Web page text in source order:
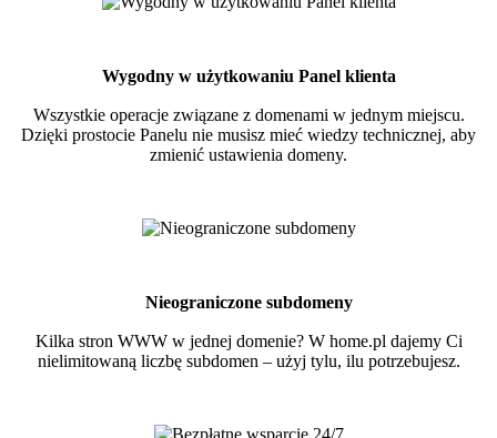
Wygodny w użytkowaniu Panel klienta
Wszystkie operacje związane z domenami w jednym miejscu.
Dzięki prostocie Panelu nie musisz mieć wiedzy technicznej, aby
zmienić ustawienia domeny.
Nieograniczone subdomeny
Kilka stron WWW w jednej domenie? W home.pl dajemy Ci
nielimitowaną liczbę subdomen – użyj tylu, ilu potrzebujesz.